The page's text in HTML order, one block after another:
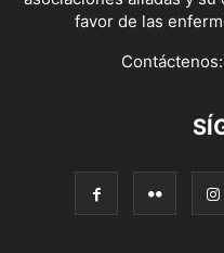
favor de las
Contáctenos: